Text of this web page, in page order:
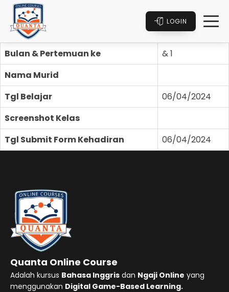
LOGIN
Bulan & Pertemuan ke
& 1
Nama Murid
Tgl Belajar
06/04/2024
Screenshot Kelas
Tgl Submit Form Kehadiran
06/04/2024
Quanta Online Course
Adalah kursus Bahasa Inggris dan Ngaji Online yang
menggunakan Digital Game-Based Learning.